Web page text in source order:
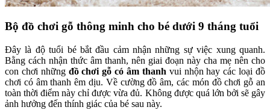
Bộ đồ chơi gỗ thông minh cho bé dưới 9 tháng tuổi
Đây là độ tuổi bé bắt đầu cảm nhận những sự việc xung quanh.
Bằng cách nhận thức âm thanh, nên giai đoạn này cha mẹ nên cho
con chơi những đồ chơi gỗ có âm thanh vui nhộn hay các loại đồ
chơi có âm thanh êm dịu. Về cường đồ âm, các món đồ chơi gỗ an
toàn thời điểm này chỉ được vừa đủ. Không được quá lớn bởi sẽ gây
ảnh hưởng đến thính giác của bé sau này.